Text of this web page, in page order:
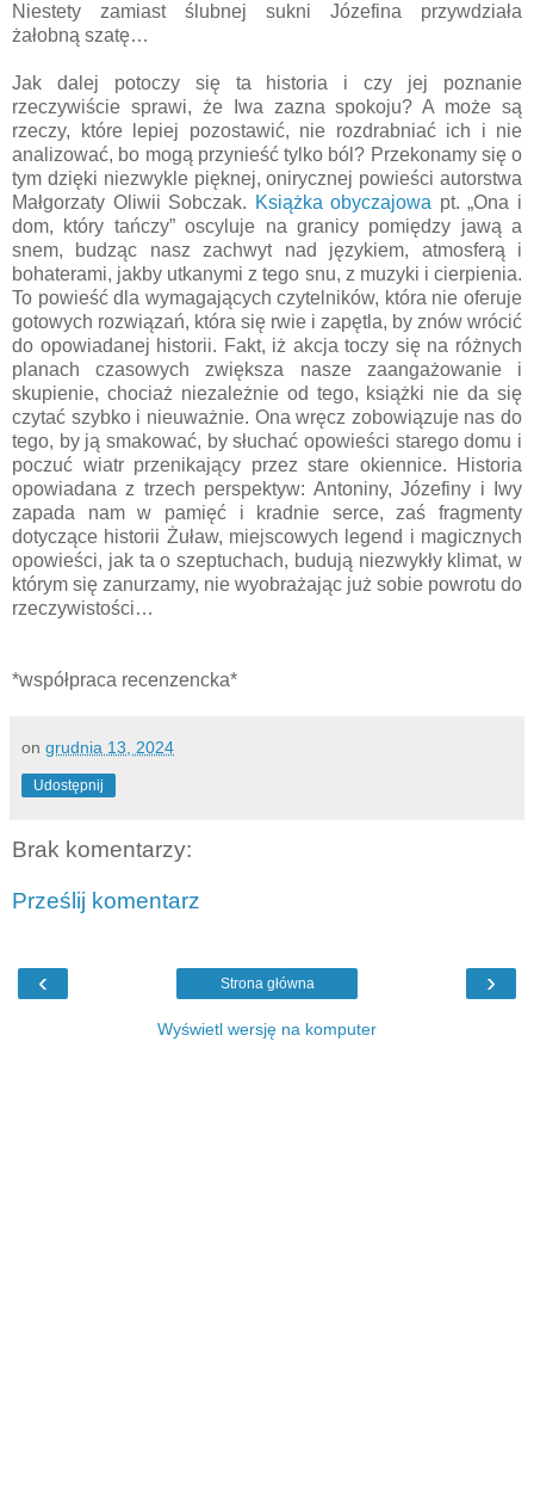
Niestety zamiast ślubnej sukni Józefina przywdziała
żałobną szatę…
Jak dalej potoczy się ta historia i czy jej poznanie
rzeczywiście sprawi, że Iwa zazna spokoju? A może są
rzeczy, które lepiej pozostawić, nie rozdrabniać ich i nie
analizować, bo mogą przynieść tylko ból? Przekonamy się o
tym dzięki niezwykle pięknej, onirycznej powieści autorstwa
Małgorzaty Oliwii Sobczak. Książka obyczajowa pt. „Ona i
dom, który tańczy” oscyluje na granicy pomiędzy jawą a
snem, budząc nasz zachwyt nad językiem, atmosferą i
bohaterami, jakby utkanymi z tego snu, z muzyki i cierpienia.
To powieść dla wymagających czytelników, która nie oferuje
gotowych rozwiązań, która się rwie i zapętla, by znów wrócić
do opowiadanej historii. Fakt, iż akcja toczy się na różnych
planach czasowych zwiększa nasze zaangażowanie i
skupienie, chociaż niezależnie od tego, książki nie da się
czytać szybko i nieuważnie. Ona wręcz zobowiązuje nas do
tego, by ją smakować, by słuchać opowieści starego domu i
poczuć wiatr przenikający przez stare okiennice. Historia
opowiadana z trzech perspektyw: Antoniny, Józefiny i Iwy
zapada nam w pamięć i kradnie serce, zaś fragmenty
dotyczące historii Żuław, miejscowych legend i magicznych
opowieści, jak ta o szeptuchach, budują niezwykły klimat, w
którym się zanurzamy, nie wyobrażając już sobie powrotu do
rzeczywistości…
*współpraca recenzencka*
on grudnia 13, 2024
Udostępnij
Brak komentarzy:
Prześlij komentarz
‹ ›
Strona główna
Wyświetl wersję na komputer